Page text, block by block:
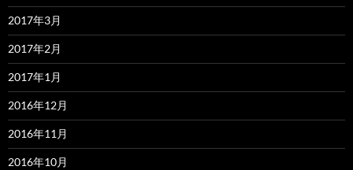
2017年3月
2017年2月
2017年1月
2016年12月
2016年11月
2016年10月